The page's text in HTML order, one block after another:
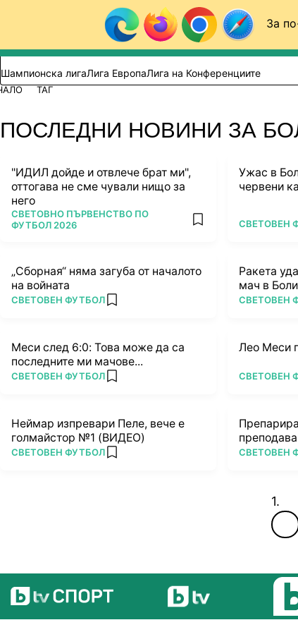
За
Към съдържанието
Търси в сайта
ВИДЕО ФУТБОЛ (БГ)
Шампионска лигаЛига ЕвропаЛига на Конференциите
ТАГ
ПОСЛЕДНИ НОВИНИ ЗА
"ИДИЛ дойде и отвлече брат ми",
оттогава не сме чували нищо за
него
ПОВЕЧЕ ОТ
СВЕТОВНО ПЪРВЕНСТВО ПО
ФУТБОЛ 2026
add favorites
Ужас в
червени
ПОВЕЧЕ ОТ
СВЕТОВЕН
„Сборная“ няма загуба от началото
на войната
ПОВЕЧЕ ОТ
СВЕТОВЕН ФУТБОЛ add favorites
Ракета
мач в
ПОВЕЧЕ ОТ
СВЕТОВЕН
Меси след 6:0: Това може да са
последните ми мачове...
ПОВЕЧЕ ОТ
СВЕТОВЕН ФУТБОЛ add favorites
Лео Меси
ПОВЕЧЕ ОТ
СВЕТОВЕН
Неймар изпревари Пеле, вече е
голмайстор №1 (ВИДЕО)
ПОВЕЧЕ ОТ
СВЕТОВЕН ФУТБОЛ add favorites ПОВЕЧЕ ОТ
СВЕТОВЕН